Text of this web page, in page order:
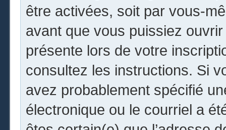
être activées, soit par vous-
avant que vous puissiez
présente lors de votre
consultez les instructions. Si
avez probablement spécifié
électronique ou le courriel a